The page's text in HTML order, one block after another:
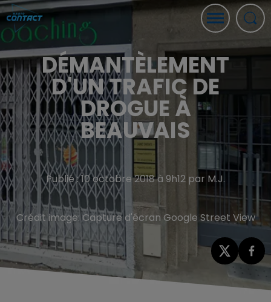
DÉMANTÈLEMENT
D'UN TRAFIC DE
DROGUE À
BEAUVAIS
Publié : 10 octobre 2018 à 9h12 par M.J.
Crédit image:Capture d'écran Google Street View